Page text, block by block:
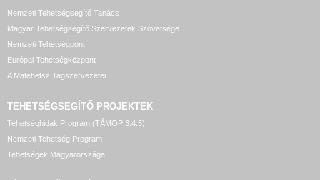
Nemzeti Tehetségsegítő Tanács
Magyar Tehetségsegítő Szervezetek Szövetsége
Nemzeti Tehetségpont
Európai Tehetségközpont
A Matehetsz Tagszervezetei
TEHETSÉGSEGÍTŐ PROJEKTEK
Tehetséghidak Program (TÁMOP 3.4.5)
Nemzeti Tehetség Program
Tehetségek Magyarországa